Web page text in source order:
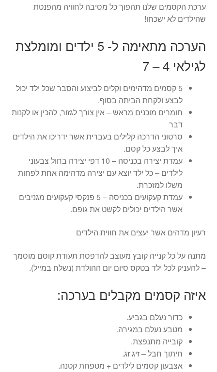
ערכת הקסמים שלנו תהפוך כל מסיבה לחוויה מהפנטת
שהילדים לא ישכחו!
הערכה מתאימה ל- 5 ילדים ומומלצת
לגילאי 4 – 7
5 קסמים מדהימים וקלים לביצוע והסבר שכל ילד יכול
לבצע ולקחת הביתה בסוף.
חומרים מוכנים מראש – אין צורך לגזור, להכין או לקנות
דבר
סרטוני הדרכה קלילים בעברית אשר ידריכו את הילדים
איך לבצע כל קסם.
עמדת יצירה בכניסה – 10 דפי יצירה בחול צבעוני
לילדים – כל ילד יוצא עם יצירה מדהימה אחת לפחות
משלו למזכרת.
עמדת קעקועים בכניסה – 5 פנקסי קעקועים מגניבים
אשר הילדים יכולים לקשט את גופם.
רעיון מדהים אשר יעצים את חווית הילדים
מתנה על כל קנייה קובץ מעוצב להדפסת תעודת קוסם מוסמך
– להעניק לכל ילד בטקס סיום יום ההולדת (נשלח במייל).
איזה קסמים מקבלים בערכה:
כדור נעלם בגביע.
מטבע נעלם במגירה.
קובייה מתנפצת.
חיתוך חבל – זיג זג.
אצבעון קסמים לילדים + מטפחת קטנה.